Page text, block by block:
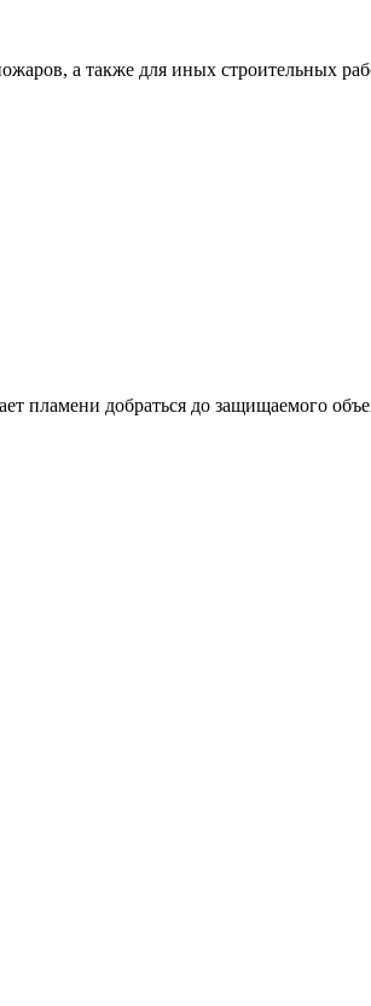
а также для иных строительных
пламени добраться до защищаемого